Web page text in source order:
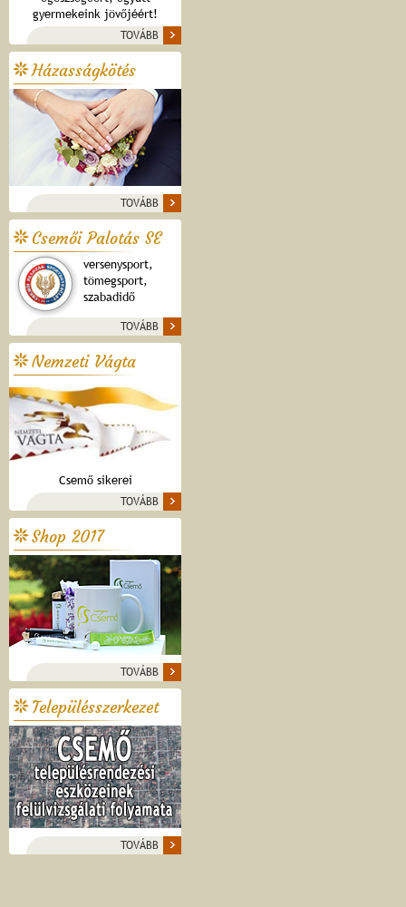
gyermekeink jövőjéért!
TOVÁBB
Házasságkötés
TOVÁBB
Csemői Palotás SE
versenysport,
tömegsport,
szabadidő
TOVÁBB
Nemzeti Vágta
Csemő sikerei
TOVÁBB
Shop 2017
TOVÁBB
Településszerkezet
TOVÁBB